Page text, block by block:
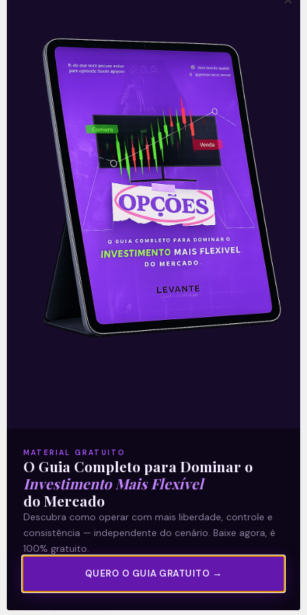
Conflito na Ucrânia amplia
incertezas globais e para o
Brasil | Denise Campos de
Toledo
Os bombardeios da Rússia na Ucrânia,
para além das áreas separatistas, dando
início a uma guerra, tiveram
repercussões das mais negativas sobre
os mercados. Houve
Leia mais
25/02/2022
Sobre nós
Termos e Condições
Política de Privacidade
Explore
E Eu Com Isso?
MATERIAL GRATUITO
O Guia Completo para Dominar o
Investimento Mais Flexível
do Mercado
Descubra como operar com mais liberdade, controle e
consistência — independente do cenário. Baixe agora, é
100% gratuito.
QUERO O GUIA GRATUITO →